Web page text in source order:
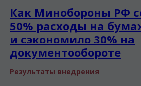
Как Минобороны РФ
50% расходы на
и сэкономило 30% на
документообороте
Результаты внедрения